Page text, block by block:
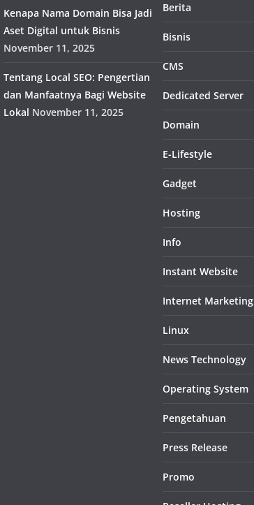
Kenapa Nama Domain Bisa Jadi
Aset Digital untuk Bisnis
November 11, 2025
Tentang Local SEO: Pengertian
dan Manfaatnya Bagi Website
Lokal November 11, 2025
Berita
Bisnis
CMS
Dedicated Server
Domain
E-Lifestyle
Gadget
Hosting
Info
Instant Website
Internet Marketing
Linux
News Technology
Operating System
Pengetahuan
Press Release
Promo